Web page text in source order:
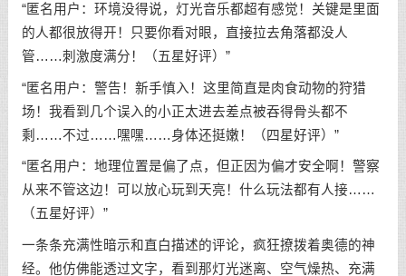
“匿名用户：环境没得说，灯光音乐都超有感觉！关键是里面
的人都很放得开！只要你看对眼，直接拉去角落都没人
管……刺激度满分！（五星好评）”
“匿名用户：警告！新手慎入！这里简直是肉食动物的狩猎
场！我看到几个误入的小正太进去差点被吞得骨头都不
剩……不过……嘿嘿……身体还挺嫩！（四星好评）”
“匿名用户：地理位置是偏了点，但正因为偏才安全啊！警察
从来不管这边！可以放心玩到天亮！什么玩法都有人接……
（五星好评）”
一条条充满性暗示和直白描述的评论，疯狂撩拨着奥德的神
经。他仿佛能透过文字，看到那灯光迷离、空气燥热、充满